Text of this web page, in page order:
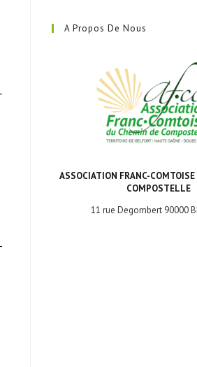
A Propos De Nous
ASSOCIATION FRANC-
COMPOSTELLE
11 rue Degombert 90000